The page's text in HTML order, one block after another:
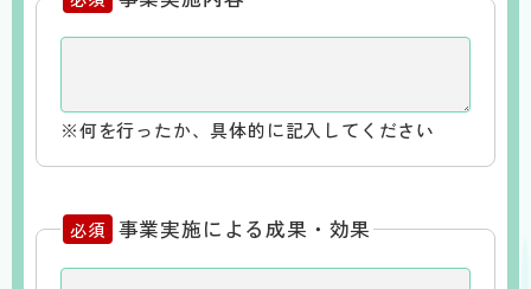
※何を行ったか、具体的に記入してください
必須 事業実施による成果・効果